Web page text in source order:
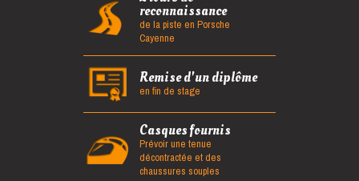
reconnaissance
de la piste en Porsche
Cayenne
Remise d'un diplôme
en fin de stage
Casques fournis
Prévoir une tenue
décontractée et des
chaussures souples